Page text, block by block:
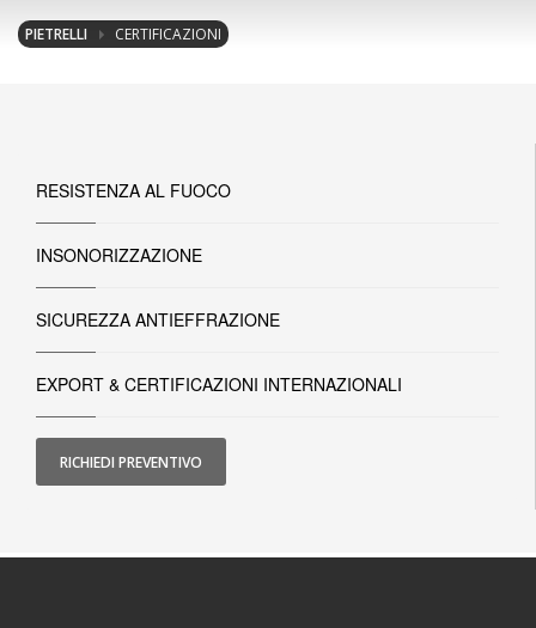
pietrelliporte.it
hoteldoors.ae
PIETRELLI CERTIFICAZIONI
RESISTENZA AL FUOCO
INSONORIZZAZIONE
SICUREZZA ANTIEFFRAZIONE
EXPORT & CERTIFICAZIONI INTERNAZIONALI
RICHIEDI PREVENTIVO